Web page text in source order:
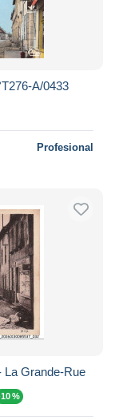
A/0433
Profesional
Grande-Rue
%